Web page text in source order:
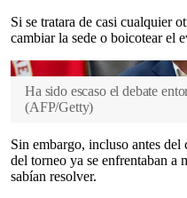
Si se tratara de casi cualquier
cambiar la sede o boicotear el
Ha sido escaso el debate
(AFP/Getty)
Sin embargo, incluso antes
del torneo ya se enfrentaban a
sabían resolver.